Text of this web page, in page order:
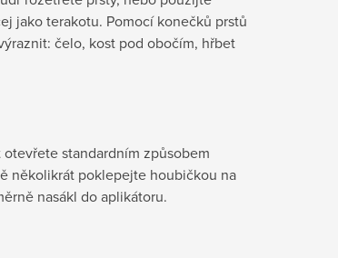
jako terakotu. Pomocí konečků prstů
čelo, kost pod obočím, hřbet
standardním způsobem
několikrát poklepejte houbičkou na
nasákl do aplikátoru.